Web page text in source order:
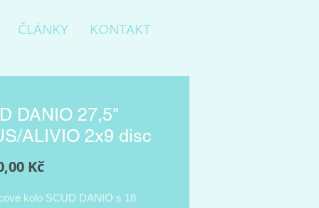
ČLÁNKY KONTAKT
DANIO 27,5"
ALIVIO 2x9 disc
KčCena
kolo SCUD DANIO s 18